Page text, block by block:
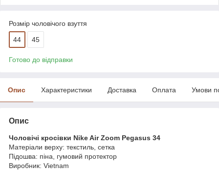
Розмір чоловічого взуття
44 45
Готово до відправки
Опис Характеристики Доставка Оплата Умови
Опис
Чоловічі кросівки Nike Air Zoom Pegasus 34
Матеріали верху: текстиль, сетка
Підошва: піна, гумовий протектор
Виробник: Vietnam